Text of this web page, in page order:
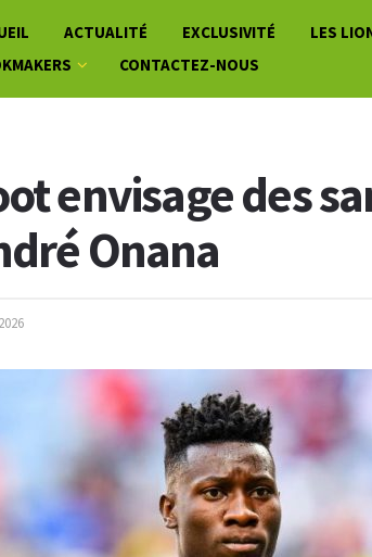
ACTUALITÉ EXCLUSIVITÉ LES
CONTACTEZ-NOUS
envisage des
Onana